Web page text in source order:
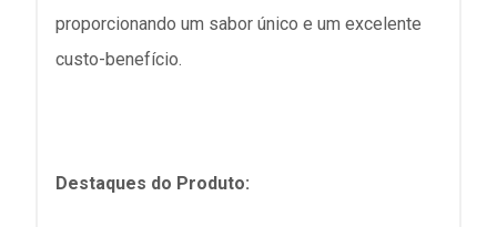
proporcionando um sabor único e um excelente
custo-benefício.
Destaques do Produto: